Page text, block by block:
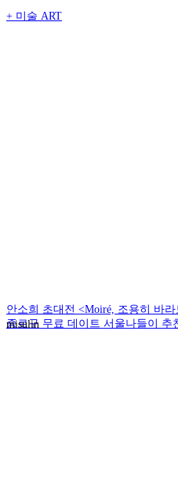
+ 미술 ART
안소희 초대전 <Moiré, 조용히 바
종로구 무료 데이트 서울나들이 추
misulin